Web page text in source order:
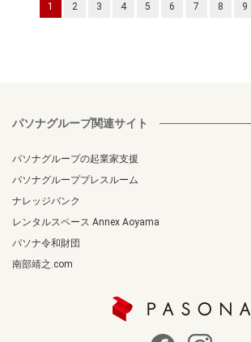
1 2 3 4 5 6 7 8 9
パソナグループ関連サイト
パソナグループの起業家支援
パソナグループプレスルーム
ナレッジバンク
レンタルスペース Annex Aoyama
パソナ令和財団
南部靖之.com